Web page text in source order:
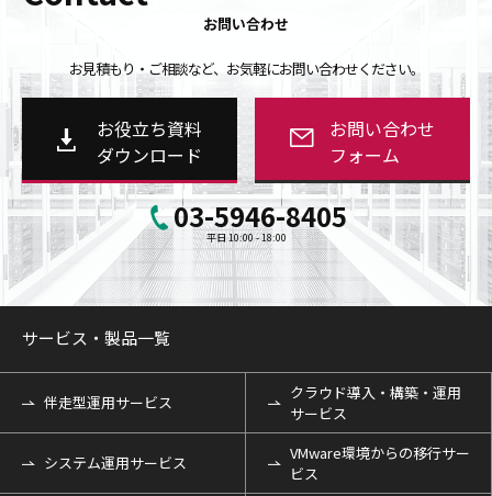
お問い合わせ
お見積もり・ご相談など、お気軽にお問い合わせください。
お役立ち資料
ダウンロード
お問い合わせ
フォーム
03-5946-8405
平日 10:00 - 18:00
サービス・製品一覧
伴走型運用サービス
クラウド導入・構築・運用
サービス
システム運用サービス
VMware環境からの移行サー
ビス